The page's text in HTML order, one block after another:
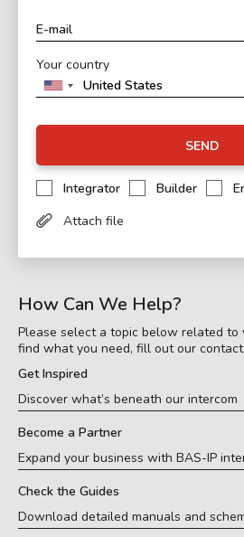
Your country
SEND
Integrator Builder
Attach file
How Can We Help?
Please select a topic below related to
find what you need, fill out our
Get Inspired
Discover what’s beneath our intercom
Become a Partner
Expand your business with BAS-IP
Check the Guides
Download detailed manuals and